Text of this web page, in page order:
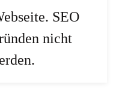
SEO
nicht